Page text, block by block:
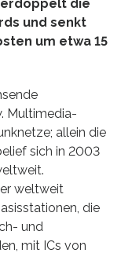
die
und senkt
um etwa 15
Multimedia-
allein die
sich in 2003
weltweit
die
und
mit ICs von